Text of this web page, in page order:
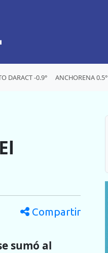
DARACT -0.9° ANCHORENA 0.5°
Compartir
sumó al